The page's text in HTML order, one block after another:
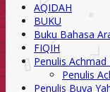
AQIDAH
BUKU
Buku Bahasa
FIQIH
Penulis
Penulis
Penulis Buya